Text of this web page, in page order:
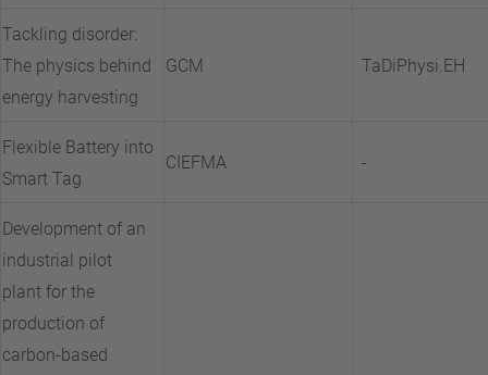
Tackling disorder:
The physics behind
energy harvesting
GCM TaDiPhysi.EH
Flexible Battery into
Smart Tag
CIEFMA -
Development of an
industrial pilot
plant for the
production of
carbon-based